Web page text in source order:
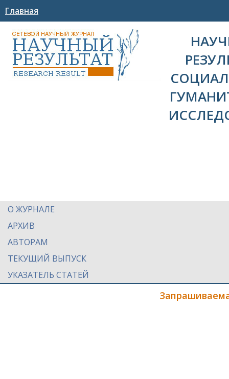
Главная
О ЖУРНАЛЕ
АРХИВ
АВТОРАМ
ТЕКУЩИЙ ВЫПУСК
УКАЗАТЕЛЬ СТАТЕЙ